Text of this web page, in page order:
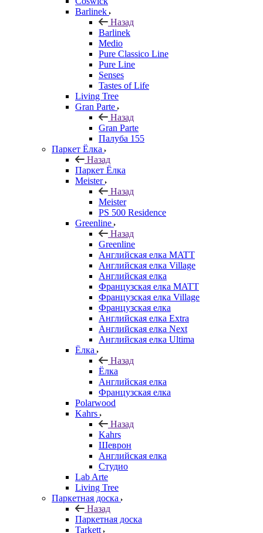
Barlinek
Назад
Barlinek
Medio
Pure Classico Line
Pure Line
Senses
Tastes of Life
Living Tree
Gran Parte
Назад
Gran Parte
Палуба 155
Паркет Ёлка
Назад
Паркет Ёлка
Meister
Назад
Meister
PS 500 Residence
Greenline
Назад
Greenline
Английская елка MATT
Английская елка Village
Английская елка
Французская елка MATT
Французская елка Village
Французская елка
Английская елка Extra
Английская елка Next
Английская елка Ultima
Ёлка
Назад
Ёлка
Английская елка
Французская елка
Polarwood
Kahrs
Назад
Kahrs
Шеврон
Английская елка
Студио
Lab Arte
Living Tree
Паркетная доска
Назад
Паркетная доска
Tarkett